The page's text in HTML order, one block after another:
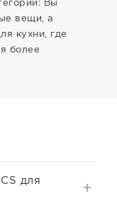
Вы
вещи, а
кухни, где
более
для